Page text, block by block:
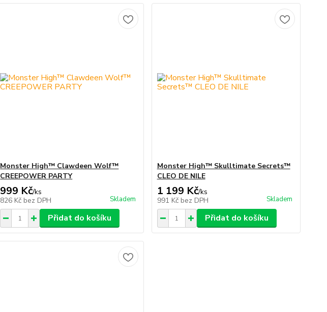
Monster High™ Clawdeen Wolf™
CREEPOWER PARTY
999 Kč/ks
826 Kč bez DPH Skladem
Přidat do košíku
Monster High™ Skulltimate Secrets™
CLEO DE NILE
1 199 Kč/ks
991 Kč bez DPH Skladem
Přidat do košíku